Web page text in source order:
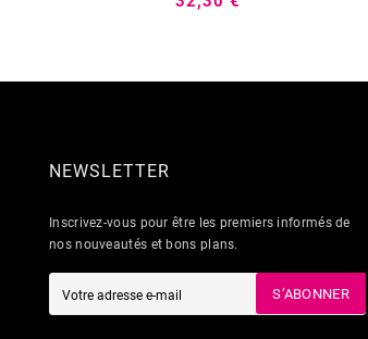
NEWSLETTER
Inscrivez-vous pour être les premiers informés de
nos nouveautés et bons plans.
S’ABONNER